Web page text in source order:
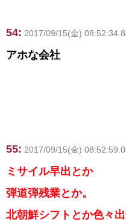
54: 2017/09/15(金)
アホな会社
55: 2017/09/15(金)
ミサイル早出とか
弾道弾残業とか。
北朝鮮シフトとか色々出